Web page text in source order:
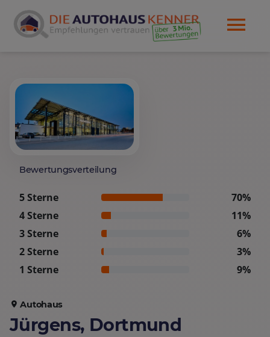
Bewertungsverteilung
5 Sterne
70%
4 Sterne
11%
3 Sterne
6%
2 Sterne
3%
1 Sterne
9%
Autohaus
Jürgens, Dortmund